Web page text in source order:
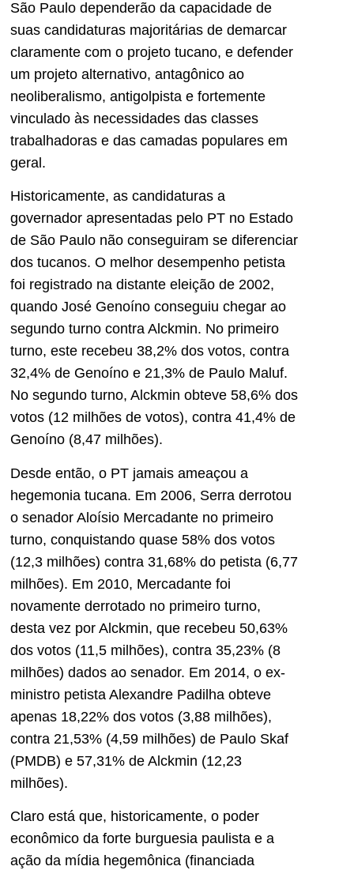
São Paulo dependerão da capacidade de
suas candidaturas majoritárias de demarcar
claramente com o projeto tucano, e defender
um projeto alternativo, antagônico ao
neoliberalismo, antigolpista e fortemente
vinculado às necessidades das classes
trabalhadoras e das camadas populares em
geral.
Historicamente, as candidaturas a
governador apresentadas pelo PT no Estado
de São Paulo não conseguiram se diferenciar
dos tucanos. O melhor desempenho petista
foi registrado na distante eleição de 2002,
quando José Genoíno conseguiu chegar ao
segundo turno contra Alckmin. No primeiro
turno, este recebeu 38,2% dos votos, contra
32,4% de Genoíno e 21,3% de Paulo Maluf.
No segundo turno, Alckmin obteve 58,6% dos
votos (12 milhões de votos), contra 41,4% de
Genoíno (8,47 milhões).
Desde então, o PT jamais ameaçou a
hegemonia tucana. Em 2006, Serra derrotou
o senador Aloísio Mercadante no primeiro
turno, conquistando quase 58% dos votos
(12,3 milhões) contra 31,68% do petista (6,77
milhões). Em 2010, Mercadante foi
novamente derrotado no primeiro turno,
desta vez por Alckmin, que recebeu 50,63%
dos votos (11,5 milhões), contra 35,23% (8
milhões) dados ao senador. Em 2014, o ex-
ministro petista Alexandre Padilha obteve
apenas 18,22% dos votos (3,88 milhões),
contra 21,53% (4,59 milhões) de Paulo Skaf
(PMDB) e 57,31% de Alckmin (12,23
milhões).
Claro está que, historicamente, o poder
econômico da forte burguesia paulista e a
ação da mídia hegemônica (financiada